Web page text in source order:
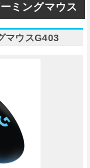
ミングマウス
マウスG403